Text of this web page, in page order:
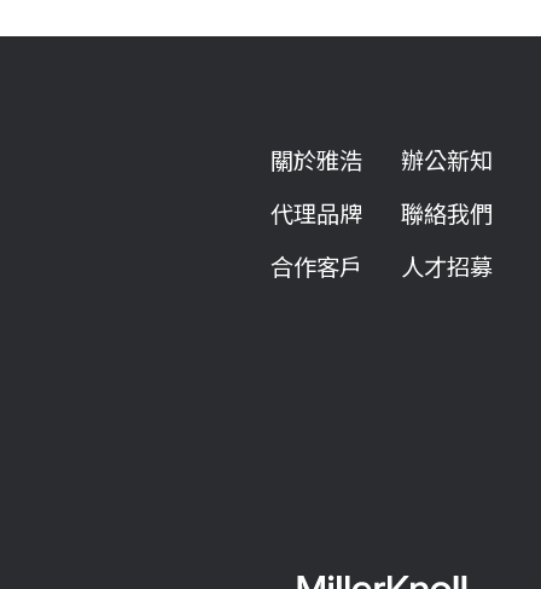
關於雅浩
代理品牌
合作客戶
辦公新知
聯絡我們
人才招募